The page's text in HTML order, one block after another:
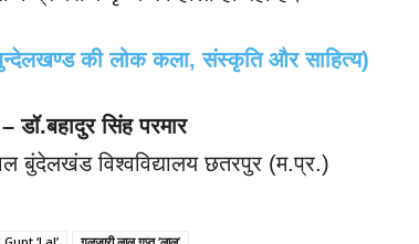
की लोक कला, संस्कृति और साहित्य)
सिंह परमार
बुंदेलखंड विश्वविद्यालय छतरपुर (म.प्र.)